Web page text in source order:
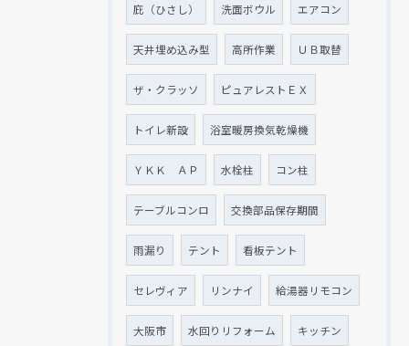
庇（ひさし） 洗面ボウル エアコン
天井埋め込み型 高所作業 ＵＢ取替
ザ・クラッソ ピュアレストＥＸ
トイレ新設 浴室暖房換気乾燥機
ＹＫＫ ＡＰ 水栓柱 コン柱
テーブルコンロ 交換部品保存期間
雨漏り テント 看板テント
セレヴィア リンナイ 給湯器リモコン
大阪市 水回りリフォーム キッチン